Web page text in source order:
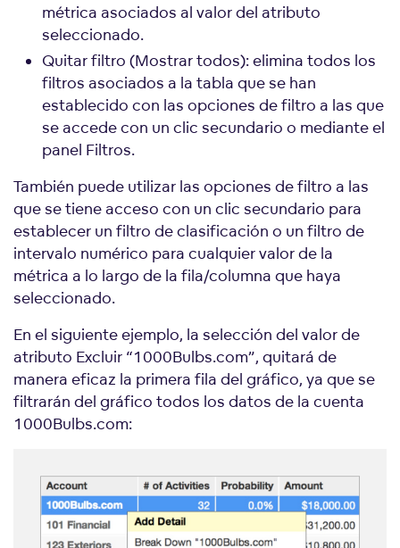
métrica asociados al valor del atributo
seleccionado.
Quitar filtro (Mostrar todos): elimina todos los
filtros asociados a la tabla que se han
establecido con las opciones de filtro a las que
se accede con un clic secundario o mediante el
panel Filtros.
También puede utilizar las opciones de filtro a las
que se tiene acceso con un clic secundario para
establecer un filtro de clasificación o un filtro de
intervalo numérico para cualquier valor de la
métrica a lo largo de la fila/columna que haya
seleccionado.
En el siguiente ejemplo, la selección del valor de
atributo Excluir “1000Bulbs.com”, quitará de
manera eficaz la primera fila del gráfico, ya que se
filtrarán del gráfico todos los datos de la cuenta
1000Bulbs.com: